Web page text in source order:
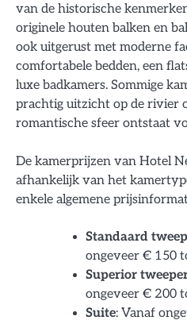
van de historische
originele houten balken en
ook uitgerust met moderne
comfortabele bedden, een
luxe badkamers. Sommige
prachtig uitzicht op de rivier
romantische sfeer ontstaat
De kamerprijzen van Hotel
afhankelijk van het
enkele algemene
Standaard
ongeveer € 150
Superior
ongeveer € 200
Suite: Vanaf